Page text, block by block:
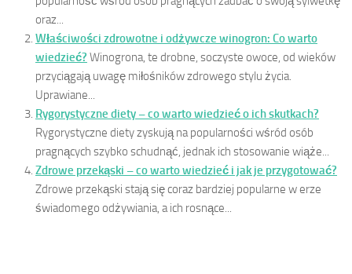
oraz...
Właściwości zdrowotne i odżywcze winogron: Co warto
wiedzieć? Winogrona, te drobne, soczyste owoce, od wieków
przyciągają uwagę miłośników zdrowego stylu życia.
Uprawiane...
Rygorystyczne diety – co warto wiedzieć o ich skutkach?
Rygorystyczne diety zyskują na popularności wśród osób
pragnących szybko schudnąć, jednak ich stosowanie wiąże...
Zdrowe przekąski – co warto wiedzieć i jak je przygotować?
Zdrowe przekąski stają się coraz bardziej popularne w erze
świadomego odżywiania, a ich rosnące...